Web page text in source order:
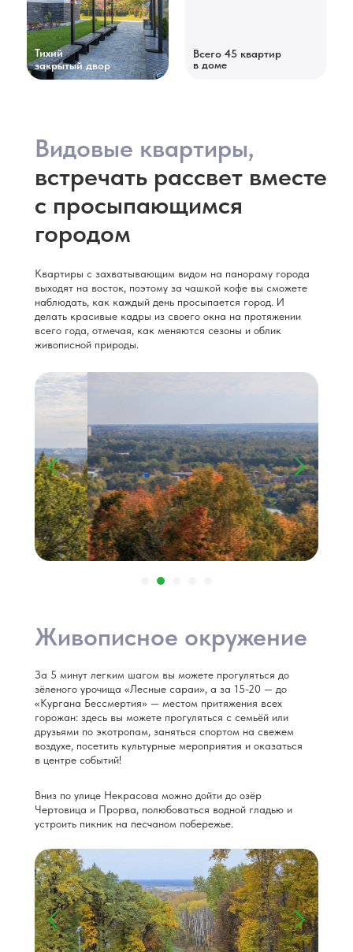
Тихий
закрытый двор
Всего 45 квартир
в доме
Квартиры с захватывающим видом на панораму города
выходят на восток, поэтому за чашкой кофе вы сможете
наблюдать, как каждый день просыпается город. И
делать красивые кадры из своего окна на протяжении
всего года, отмечая, как меняются сезоны и облик
живописной природы.
Видовые квартиры,
встречать рассвет вместе
с просыпающимся
городом
За 5 минут легким шагом вы можете прогуляться до
зёленого урочища «Лесные сараи», а за 15-20 — до
«Кургана Бессмертия» — местом притяжения всех
горожан: здесь вы можете прогуляться с семьёй или
друзьями по экотропам, заняться спортом на свежем
воздухе, посетить культурные мероприятия и оказаться
в центре событий!
Вниз по улице Некрасова можно дойти до озёр
Чертовица и Прорва, полюбоваться водной гладью и
устроить пикник на песчаном побережье.
Живописное окружение